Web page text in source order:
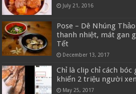
July 21, 2016
Pose – Dê Nhúng
thanh nhiệt, mát gan
Tết
December 13, 2017
Chỉ là clip chỉ cách
khiến 2 triệu người
May 25, 2017